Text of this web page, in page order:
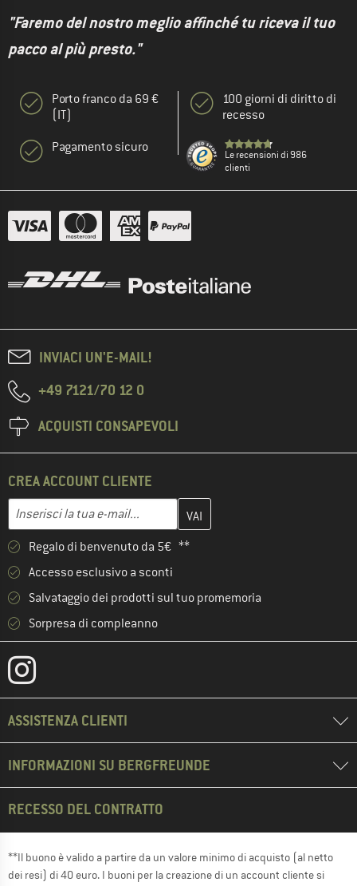
"Faremo del nostro meglio affinché tu riceva il tuo
pacco al più presto."
Porto franco da 69 €
(IT)
Pagamento sicuro
100 giorni di diritto di
recesso
Le recensioni di 986
clienti
INVIACI UN'E-MAIL!
+49 7121/70 12 0
ACQUISTI CONSAPEVOLI
CREA ACCOUNT CLIENTE
Indirizzo e-mail
Inserisci qui il tuo indirizzo e-mail e crea il tuo account cliente
Regalo di benvenuto da 5€ **
Accesso esclusivo a sconti
Salvataggio dei prodotti sul tuo promemoria
Sorpresa di compleanno
ASSISTENZA CLIENTI
INFORMAZIONI SU BERGFREUNDE
RECESSO DEL CONTRATTO
**Il buono è valido a partire da un valore minimo di acquisto (al netto
dei resi) di 40 euro. I buoni per la creazione di un account cliente si